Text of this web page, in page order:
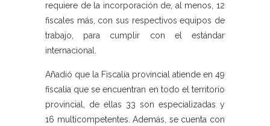
requiere de la incorporación de, al menos, 12
fiscales más, con sus respectivos equipos de
trabajo, para cumplir con el estándar
internacional.
Añadió que la Fiscalía provincial atiende en 49
fiscalía que se encuentran en todo el territorio
provincial, de ellas 33 son especializadas y
16 multicompetentes. Además, se cuenta con